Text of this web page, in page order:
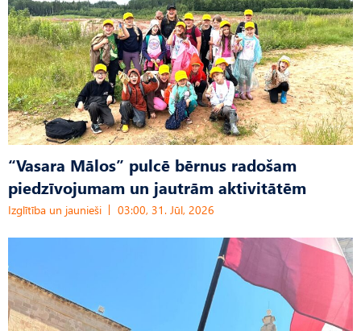
“Vasara Mālos” pulcē bērnus radošam
piedzīvojumam un jautrām aktivitātēm
Izglītība un jaunieši 03:00, 31. Jūl, 2026